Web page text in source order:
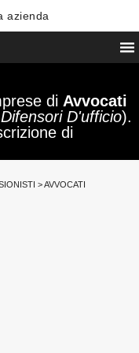
azienda
di Avvocati
D'ufficio).
di
>AVVOCATI